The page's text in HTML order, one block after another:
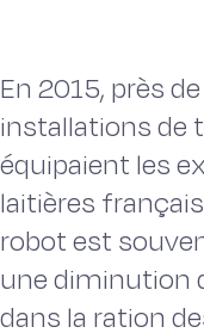
En 2015, près
installations de
équipaient les
laitières
robot est
une diminution
dans la ration